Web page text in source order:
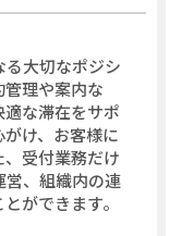
大切なポジシ
理や案内な
な滞在をサポ
け、お客様に
受付業務だけ
営、組織内の連
ができます。